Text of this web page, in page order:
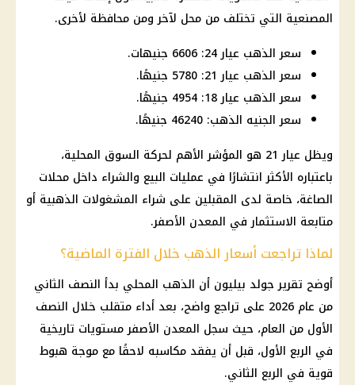
المصنعية التي تختلف من محل لآخر ومن محافظة لأخرى.
سعر الذهب عيار 24: 6606 جنيهات.
سعر الذهب عيار 21: 5780 جنيهًا.
سعر الذهب عيار 18: 4954 جنيهًا.
سعر الجنيه الذهب: 46240 جنيهًا.
ويظل عيار 21 هو المؤشر الأهم لحركة السوق المحلية،
باعتباره الأكثر انتشارًا في عمليات البيع والشراء داخل محلات
الصاغة، خاصة لدى المقبلين على شراء المشغولات الذهبية أو
متابعة الاستثمار في المعدن الأصفر.
لماذا تراجعت أسعار الذهب خلال الفترة الماضية؟
أوضح تقرير جولد بيليون أن الذهب المحلي بدأ النصف الثاني
من عام 2026 على تراجع واضح، بعد أداء متقلب خلال النصف
الأول من العام، حيث سجل المعدن الأصفر مستويات تاريخية
في الربع الأول، قبل أن يفقد مكاسبه لاحقًا مع موجة هبوط
قوية في الربع الثاني.